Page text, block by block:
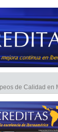
de Calidad en